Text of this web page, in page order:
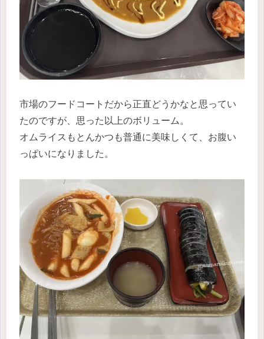
市場のフードコートだから正直どうかなと思ってい
たのですが、思った以上のボリューム。
オムライスもとんかつも普通に美味しくて、お腹い
っぱいになりました。